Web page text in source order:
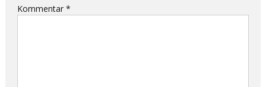
Kommentar *